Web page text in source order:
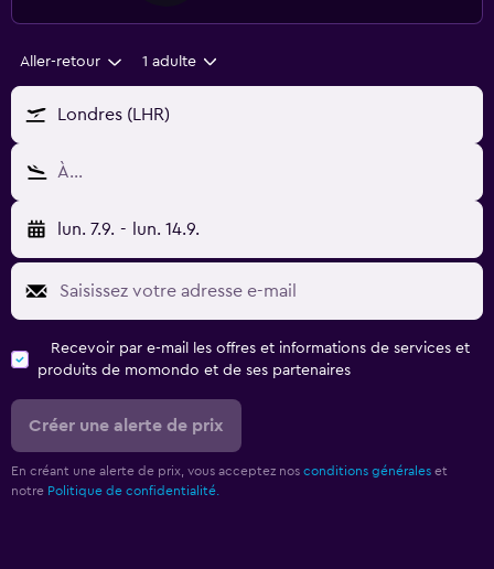
Aller-retour 1 adulte
Londres (LHR)
À…
lun. 7.9. - lun. 14.9.
Recevoir par e-mail les offres et informations de services et
produits de momondo et de ses partenaires
Créer une alerte de prix
En créant une alerte de prix, vous acceptez nos conditions générales et
notre Politique de confidentialité.